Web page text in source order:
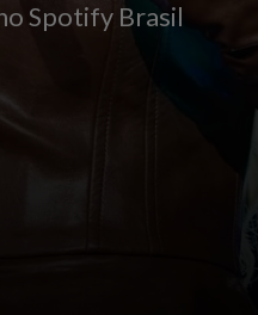
Spotify Brasil